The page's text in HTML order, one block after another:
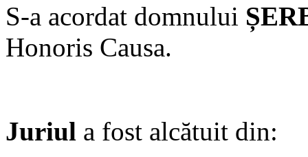
S-a acordat domnului
Honoris Causa.
Juriul a fost alcătuit din: